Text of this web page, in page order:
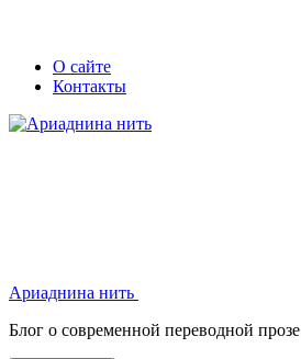
Skip
Secondary
left
navigation
Secondary
right
navigation
О сайте
Контакты
Ариаднина нить
Блог о современной переводной прозе